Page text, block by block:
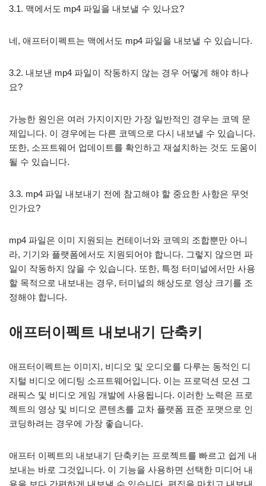
3.1. 맥에서도 mp4 파일을 내보낼 수 있나요?
네, 애프터이펙트는 맥에서도 mp4 파일을 내보낼 수 있습니다.
3.2. 내보낸 mp4 파일이 작동하지 않는 경우 어떻게 해야 하나
요?
가능한 원인은 여러 가지이지만 가장 일반적인 경우는 코덱 문
제입니다. 이 경우에는 다른 코덱으로 다시 내보낼 수 있습니다.
또한, 소프트웨어 업데이트를 확인하고 재설치하는 것도 도움이
될 수 있습니다.
3.3. mp4 파일 내보내기 전에 참고해야 할 중요한 사항은 무엇
인가요?
mp4 파일은 이미 지원되는 컨테이너와 코덱의 조합뿐만 아니
라, 기기와 플랫폼에서도 지원되어야 합니다. 그렇지 않으면 파
일이 작동하지 않을 수 있습니다. 또한, 특정 터미널에서만 사용
할 목적으로 내보내는 경우, 터미널의 해상도로 영상 크기를 조
정해야 합니다.
애프터이펙트 내보내기 단축키
애프터이펙트는 이미지, 비디오 및 오디오를 다루는 동적인 디
지털 비디오 에디팅 소프트웨어입니다. 이는 프로덕션 모션 그
래픽스 및 비디오 게임 개발에 사용됩니다. 이러한 노력은 프로
젝트의 영상 및 비디오 콘텐츠를 교차 플랫폼 표준 포맷으로 인
코딩하려는 경우에 가장 좋습니다.
애프터 이펙트의 내보내기 단축키는 프로젝트를 빠르고 쉽게 내
보내는 바로 그것입니다. 이 기능을 사용하면 선택한 미디어 내
용을 보다 간편하게 내보낼 수 있습니다. 편집을 마치고 내보내